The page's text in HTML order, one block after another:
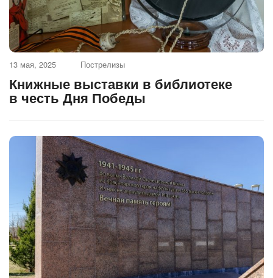
13 мая, 2025 Пострелизы
Книжные выставки в библиотеке
в честь Дня Победы